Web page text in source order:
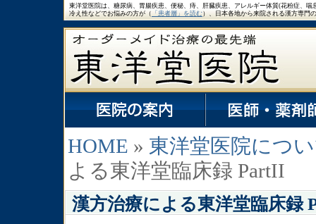
東洋堂医院は、糖尿病、胃腸疾患、便秘、痔、肝臓疾患、アレルギー体質(花粉症、
冷え性などでお悩みの方が（ 「患者層」を読む）、日本各地から来院される漢方専門
HOME » 東洋堂医院につ
よる東洋堂臨床録 PartII
漢方治療による東洋堂臨床録